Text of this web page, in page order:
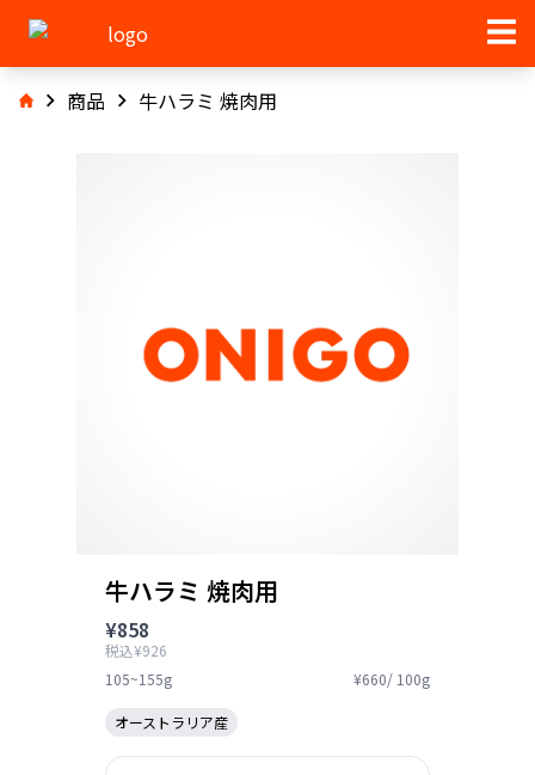
商品 牛ハラミ 焼肉用
牛ハラミ 焼肉用
¥858
税込¥926
105~155g
¥660/ 100g
オーストラリア産